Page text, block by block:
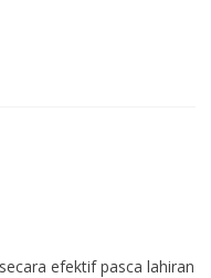
efektif pasca lahiran